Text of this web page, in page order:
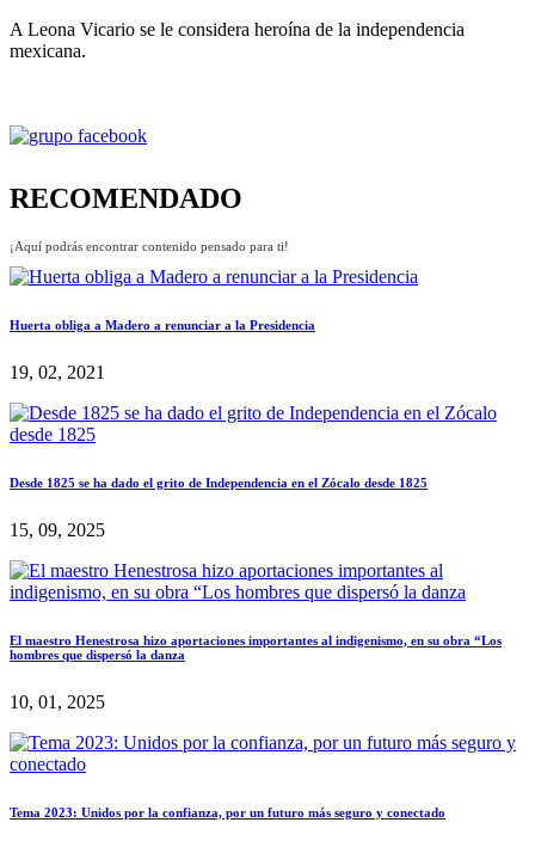
A Leona Vicario se le considera heroína de la independencia
mexicana.
RECOMENDADO
¡Aquí podrás encontrar contenido pensado para ti!
Huerta obliga a Madero a renunciar a la Presidencia
19, 02, 2021
Desde 1825 se ha dado el grito de Independencia en el Zócalo desde 1825
15, 09, 2025
El maestro Henestrosa hizo aportaciones importantes al indigenismo, en su obra “Los
hombres que dispersó la danza
10, 01, 2025
Tema 2023: Unidos por la confianza, por un futuro más seguro y conectado